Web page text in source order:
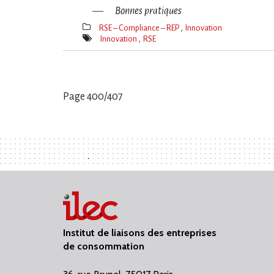
Bonnes pratiques
Thèmes(s)
RSE – Compliance – REP Innovation
Mot(s)-
Innovation RSE
Page 400/407
Institut de liaisons des entreprises
de consommation